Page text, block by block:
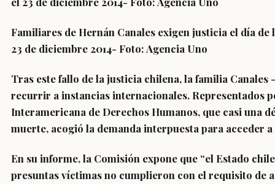
Familiares de Hernán Canales exigen justicia el día
23 de diciembre 2014- Foto: Agencia Uno
Tras este fallo de la justicia chilena, la familia Canales
recurrir a instancias internacionales. Representados
Interamericana de Derechos Humanos, que casi una
muerte, acogió la demanda interpuesta para acceder
En su informe, la Comisión expone que “el Estado
presuntas víctimas no cumplieron con el requisito de